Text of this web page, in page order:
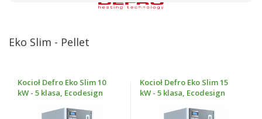
Eko Slim - Pellet
Kocioł Defro Eko Slim 10
kW - 5 klasa, Ecodesign
Kocioł Defro Eko Slim 15
kW - 5 klasa, Ecodesign